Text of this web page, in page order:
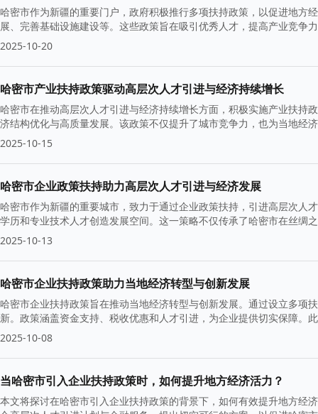
哈密市作为新疆的重要门户，政府积极推行多项扶持政策，以促进地方
展、完善基础设施建设等。这些政策旨在吸引优秀人才，提高产业竞争
2025-10-20
哈密市产业扶持政策驱动高层次人才引进与经济持续增长
哈密市在推动高层次人才引进与经济持续增长方面，积极实施产业扶持
济结构优化与高质量发展。该政策不仅提升了城市竞争力，也为当地经
2025-10-15
哈密市企业政策扶持助力高层次人才引进与经济发展
哈密市作为新疆的重要城市，致力于通过企业政策扶持，引进高层次
学历和专业技术人才创造发展空间。这一策略不仅传承了哈密市在丝绸
2025-10-13
哈密市企业扶持政策助力当地经济转型与创新发展
哈密市企业扶持政策旨在推动当地经济转型与创新发展。通过设立多项
新。政策涵盖资金支持、税收优惠和人才引进，为企业提供切实保障。
2025-10-08
当哈密市引入企业扶持政策时，如何提升地方经济活力？
本文将探讨在哈密市引入企业扶持政策的背景下，如何有效提升地方经